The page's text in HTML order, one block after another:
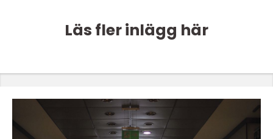
Läs fler inlägg här